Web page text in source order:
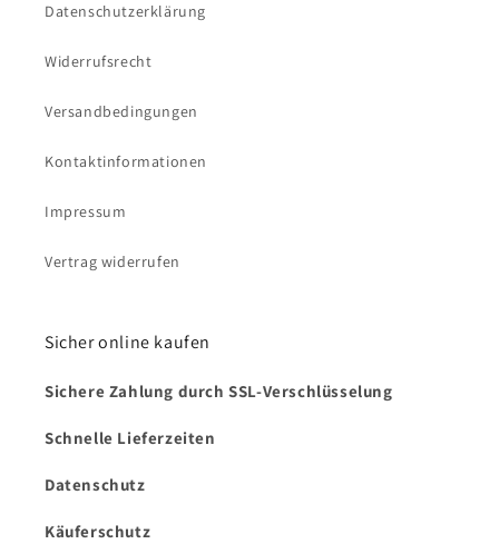
Datenschutzerklärung
Widerrufsrecht
Versandbedingungen
Kontaktinformationen
Impressum
Vertrag widerrufen
Sicher online kaufen
Sichere Zahlung durch SSL-Verschlüsselung
Schnelle Lieferzeiten
Datenschutz
Käuferschutz